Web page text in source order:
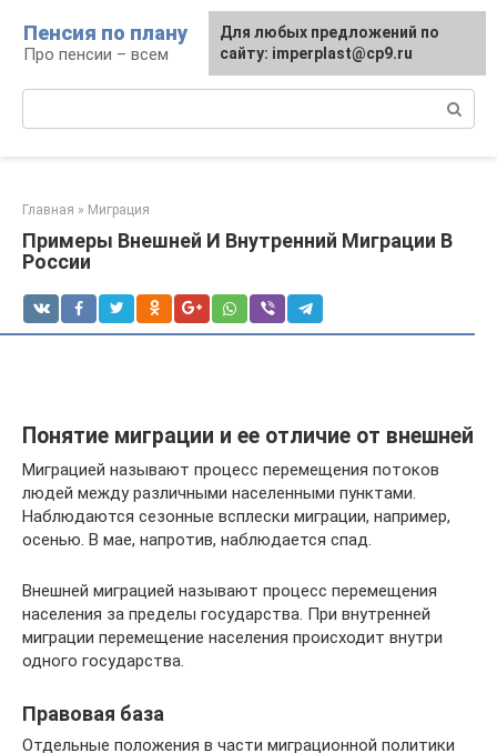
контенту
Пенсия по плану
Про пенсии – всем
Главная » Миграция
Примеры Внешней И Внутренний Миграции В
России
Понятие миграции и ее отличие от внешней
Миграцией называют процесс перемещения потоков
людей между различными населенными пунктами.
Наблюдаются сезонные всплески миграции, например,
осенью. В мае, напротив, наблюдается спад.
Внешней миграцией называют процесс перемещения
населения за пределы государства. При внутренней
миграции перемещение населения происходит внутри
одного государства.
Правовая база
Отдельные положения в части миграционной политики
Для любых предложений по
сайту: imperplast@cp9.ru